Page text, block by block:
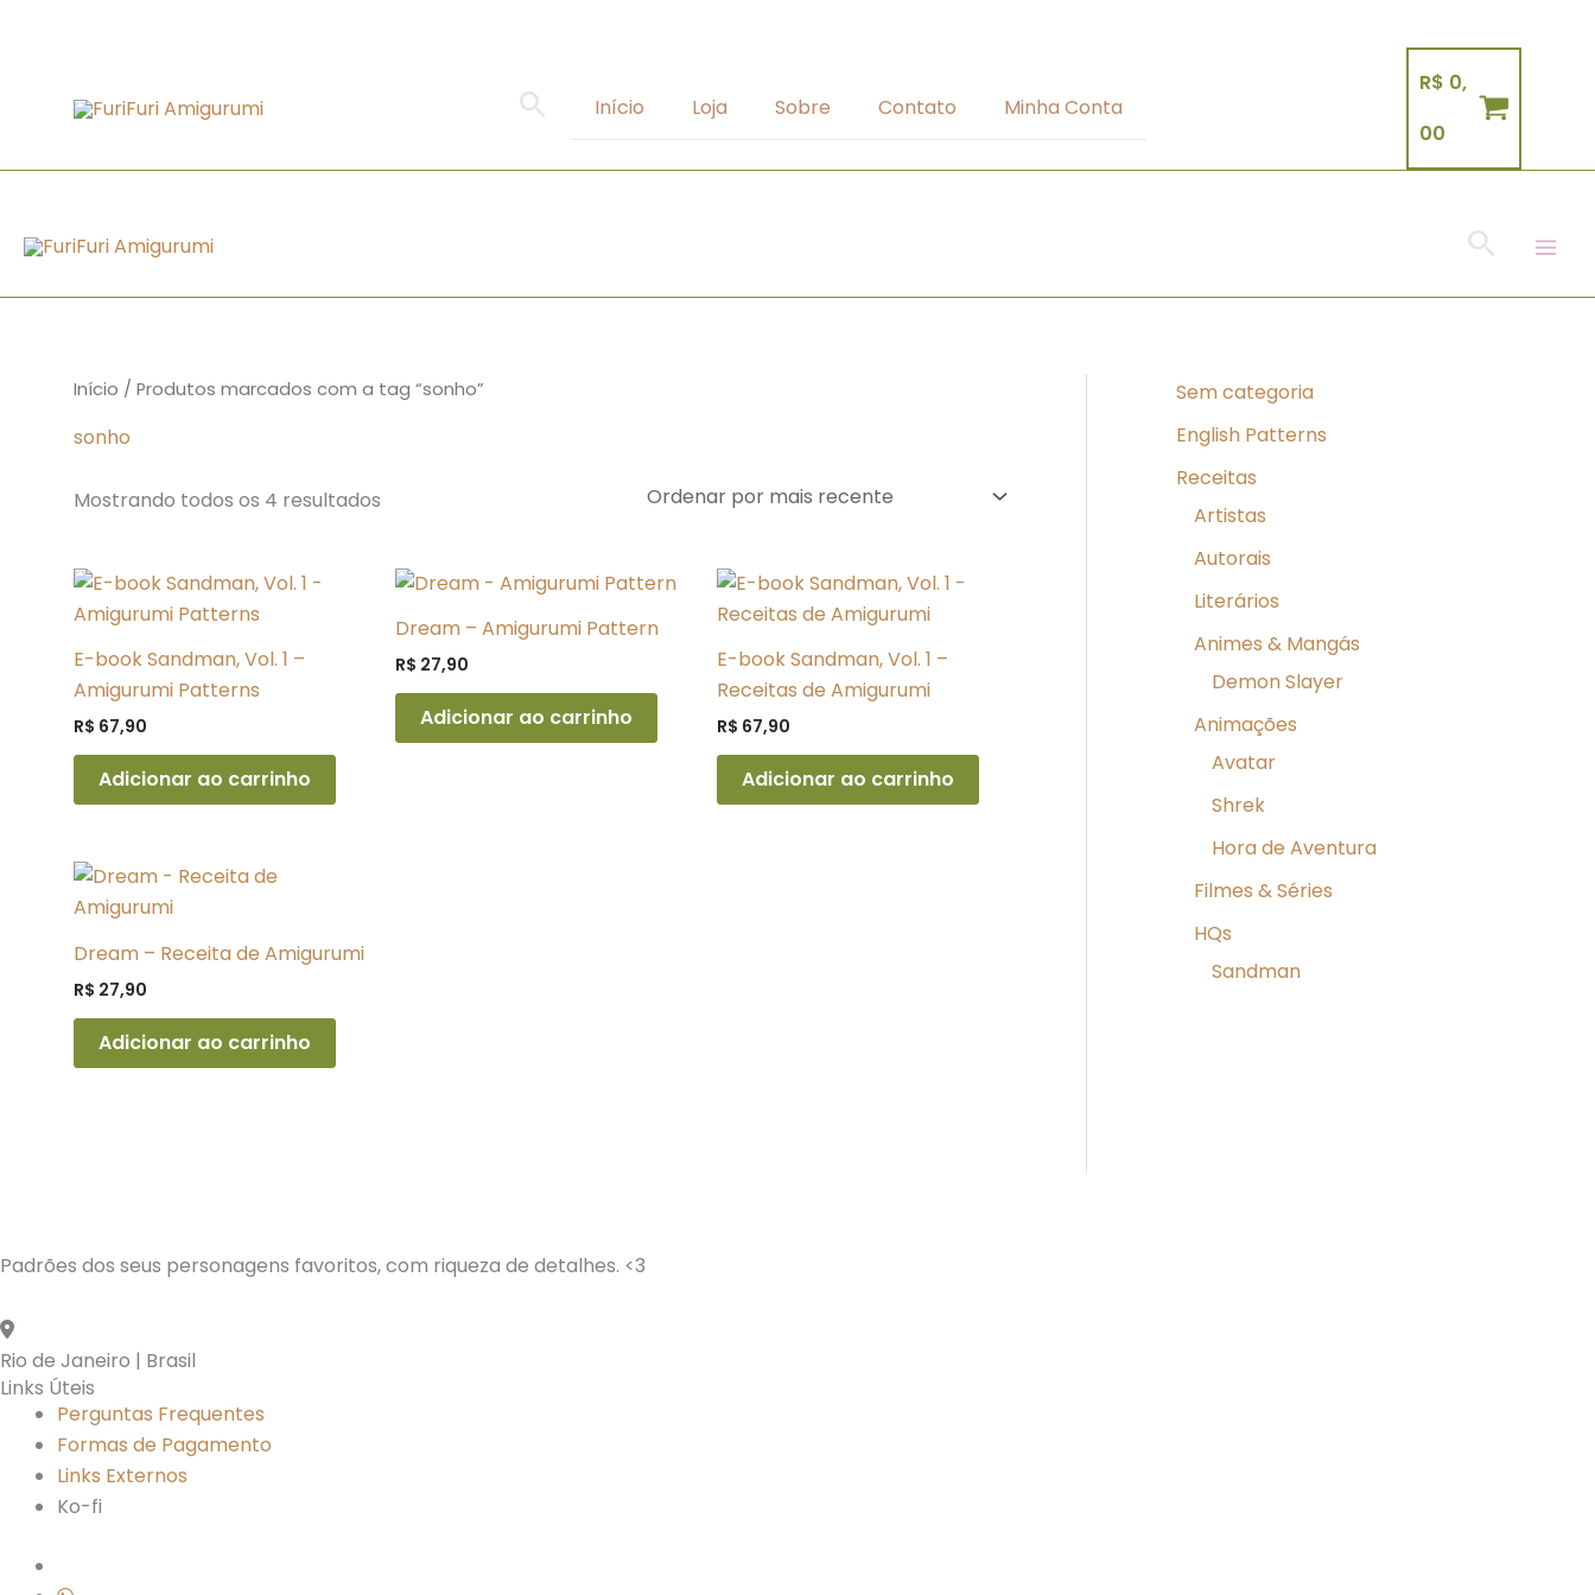
conteúdo
Pesquisar
Início Loja Sobre Contato Minha Conta
R$ 0,
00
Início / Produtos marcados com a tag “sonho”
sonho
Mostrando todos os 4 resultados
E-book Sandman, Vol. 1 –
Amigurumi Patterns
R$ 67,90
Adicionar ao carrinho
Dream – Amigurumi Pattern
R$ 27,90
Adicionar ao carrinho
E-book Sandman, Vol. 1 –
Receitas de Amigurumi
R$ 67,90
Adicionar ao carrinho
Dream – Receita de Amigurumi
R$ 27,90
Adicionar ao carrinho
Sem categoria
English Patterns
Receitas
Artistas
Autorais
Literários
Animes & Mangás
Demon Slayer
Animações
Avatar
Shrek
Hora de Aventura
Filmes & Séries
HQs
Sandman
Padrões dos seus personagens favoritos, com riqueza de detalhes. <3
Rio de Janeiro | Brasil
Links Úteis
Perguntas Frequentes
Formas de Pagamento
Links Externos
Ko-fi